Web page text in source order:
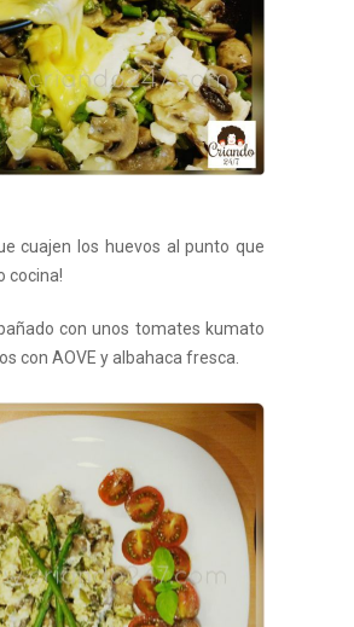
cuajen los huevos al punto que
cocina!
con unos tomates kumato
con AOVE y albahaca fresca.